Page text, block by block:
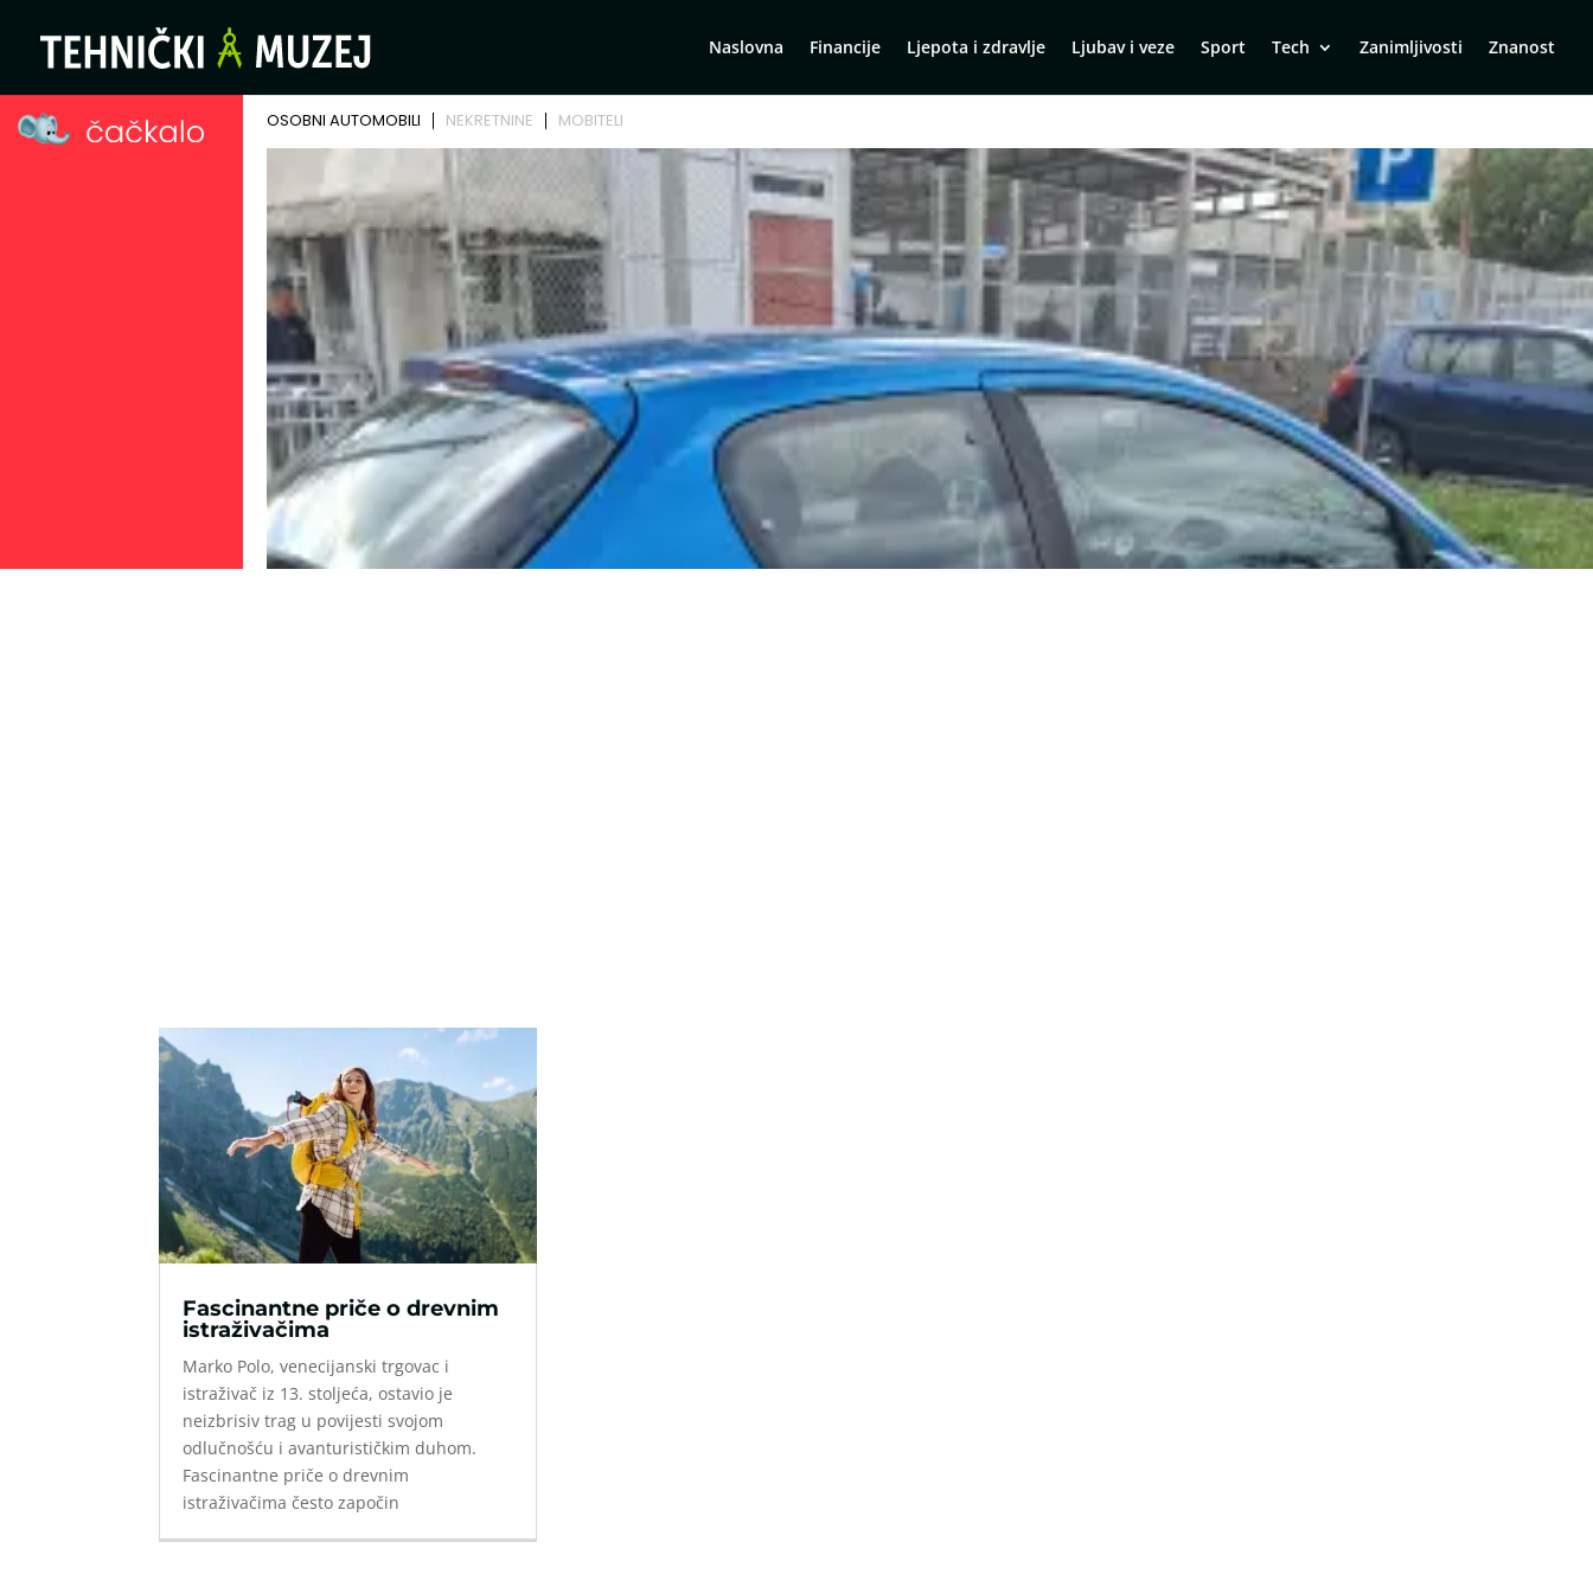
Naslovna Financije Ljepota i zdravlje Ljubav i veze Sport Tech Zanimljivosti Znanost
Fascinantne priče o drevnim
istraživačima
Marko Polo, venecijanski trgovac i
istraživač iz 13. stoljeća, ostavio je
neizbrisiv trag u povijesti svojom
odlučnošću i avanturističkim duhom.
Fascinantne priče o drevnim
istraživačima često započin